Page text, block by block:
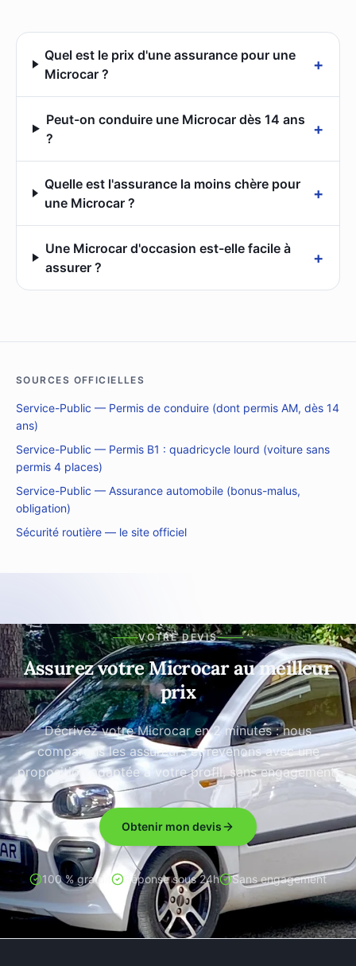
Quel est le prix d'une assurance pour une
Microcar ?
+
Peut-on conduire une Microcar dès 14 ans
?
+
Quelle est l'assurance la moins chère pour
une Microcar ?
+
Une Microcar d'occasion est-elle facile à
assurer ?
+
SOURCES OFFICIELLES
Service-Public — Permis de conduire (dont permis AM, dès 14
ans)
Service-Public — Permis B1 : quadricycle lourd (voiture sans
permis 4 places)
Service-Public — Assurance automobile (bonus-malus,
obligation)
Sécurité routière — le site officiel
VOTRE DEVIS
Assurez votre Microcar au meilleur
prix
Décrivez votre Microcar en 2 minutes : nous
comparons les assureurs et revenons avec une
proposition adaptée à votre profil, sans engagement.
Obtenir mon devis
100 % gratuit Réponse sous 24h Sans engagement